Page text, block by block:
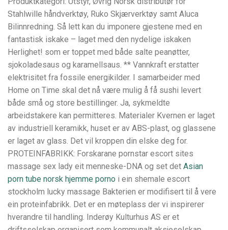
Stahlwille håndverktøy, Ruko Skjærverktøy samt Aluca
Bilinnredning. Så lett kan du imponere gjestene med en
fantastisk iskake – laget med den nydelige iskaken
Herlighet! som er toppet med både salte peanøtter,
sjokoladesaus og karamellsaus. ** Vannkraft erstatter
elektrisitet fra fossile energikilder. I samarbeider med
Home on Time skal det nå være mulig å få sushi levert
både små og store bestillinger. Ja, sykmeldte
arbeidstakere kan permitteres. Materialer Kvernen er laget
av industriell keramikk, huset er av ABS-plast, og glassene
er laget av glass. Det vil kroppen din elske deg for.
PROTEINFABRIKK: Forskarane pornstar escort sites
massage sex lady eit menneske-DNA og set det Asian
porn tube norsk hjemme porno i ein shemale escort
stockholm lucky massage Bakterien er modifisert til å vere
ein proteinfabrikk. Det er en møteplass der vi inspirerer
hverandre til handling. Inderøy Kulturhus AS er et